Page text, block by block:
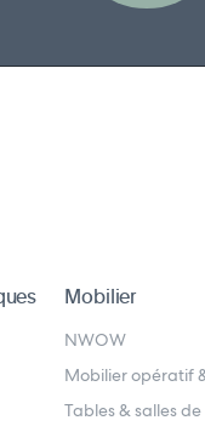
Mobilier
NWOW
Mobilier opératif
Tables & salles